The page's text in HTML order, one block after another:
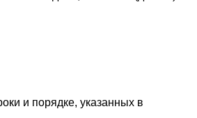
и порядке, указанных в